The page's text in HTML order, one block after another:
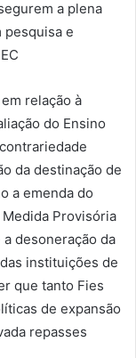
a plena
pesquisa e
relação à
do Ensino
da destinação de
a emenda do
Provisória
desoneração da
instituições de
que tanto Fies
de expansão
repasses